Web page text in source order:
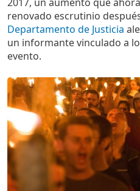
renovado escrutinio
Departamento de Justicia
un informante vinculado a
evento.
Imagen